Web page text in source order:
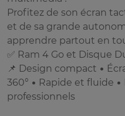
Profitez de son écran
et de sa grande
apprendre partout en
✅ Ram 4 Go et Disque
📌 Design compact •
360° • Rapide et fluide
professionnels